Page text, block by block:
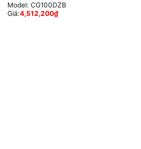
Model: CG100DZB
Giá:4,512,200₫